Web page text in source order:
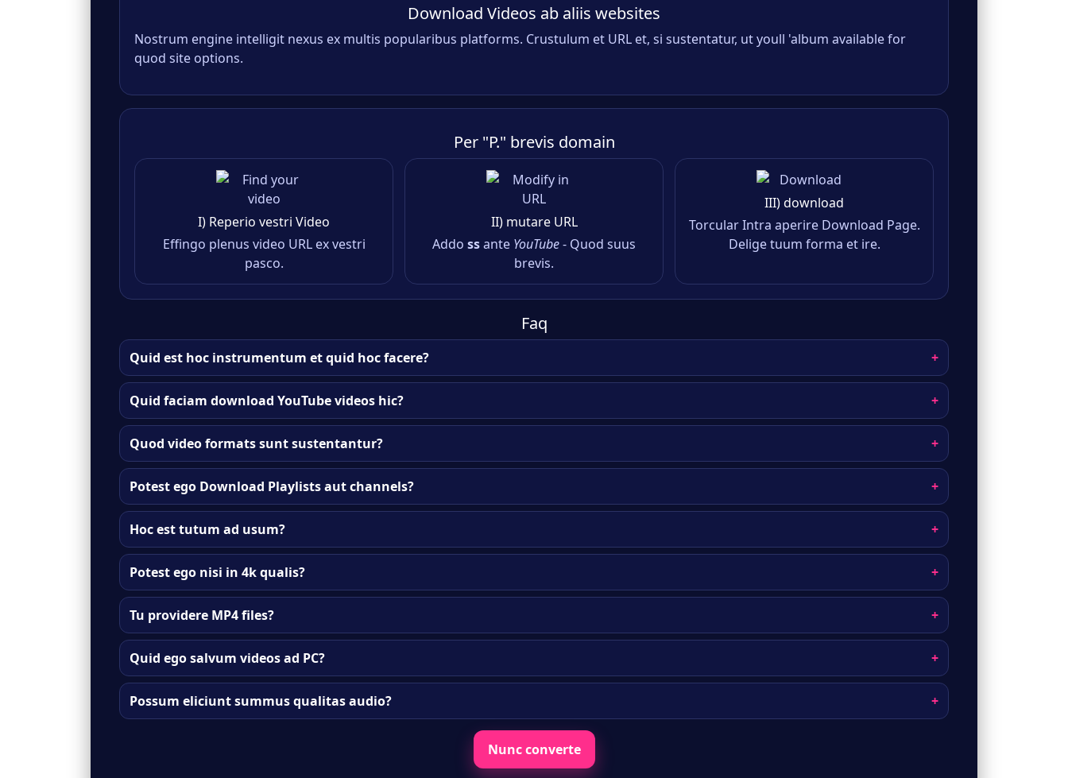
Download Videos ab aliis websites
Nostrum engine intelligit nexus ex multis popularibus platforms. Crustulum et URL et, si sustentatur, ut youll 'album available for
quod site options.
Per "P." brevis domain
I) Reperio vestri Video
Effingo plenus video URL ex vestri
pasco.
II) mutare URL
Addo ssante YouTube- Quod suus
brevis.
III) download
Torcular Intra aperire Download Page.
Delige tuum forma et ire.
Faq
Quid est hoc instrumentum et quid hoc facere?
Quid faciam download YouTube videos hic?
Quod video formats sunt sustentantur?
Potest ego Download Playlists aut channels?
Hoc est tutum ad usum?
Potest ego nisi in 4k qualis?
Tu providere MP4 files?
Quid ego salvum videos ad PC?
Possum eliciunt summus qualitas audio?
Nunc converte